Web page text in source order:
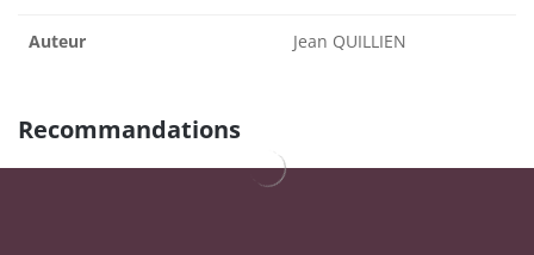
Auteur Jean QUILLIEN
Recommandations